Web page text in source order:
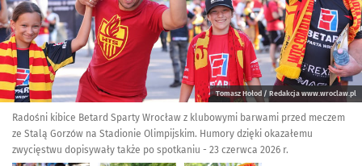
Tomasz Hołod / Redakcja www.wroclaw.pl
Radośni kibice Betard Sparty Wrocław z klubowymi barwami przed meczem
ze Stalą Gorzów na Stadionie Olimpijskim. Humory dzięki okazałemu
zwycięstwu dopisywały także po spotkaniu - 23 czerwca 2026 r.